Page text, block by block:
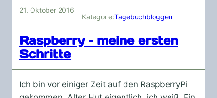
21. Oktober 2016
Kategorie:Tagebuchbloggen
Raspberry – meine ersten
Schritte
Ich bin vor einiger Zeit auf den RaspberryPi